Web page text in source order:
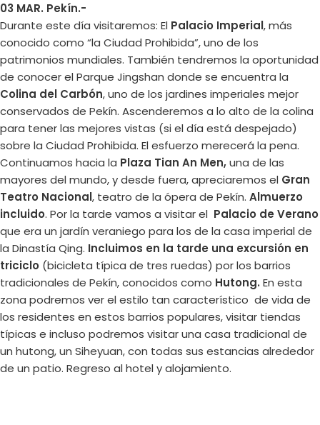
03 MAR. Pekín.-
Durante este día visitaremos: El Palacio Imperial, más
conocido como “la Ciudad Prohibida”, uno de los
patrimonios mundiales. También tendremos la oportunidad
de conocer el Parque Jingshan donde se encuentra la
Colina del Carbón, uno de los jardines imperiales mejor
conservados de Pekín. Ascenderemos a lo alto de la colina
para tener las mejores vistas (si el día está despejado)
sobre la Ciudad Prohibida. El esfuerzo merecerá la pena.
Continuamos hacia la Plaza Tian An Men,una de las
mayores del mundo, y desde fuera, apreciaremos el Gran
Teatro Nacional, teatro de la ópera de Pekín. Almuerzo
incluido. Por la tarde vamos a visitar el Palacio de Verano
que era un jardín veraniego para los de la casa imperial de
la Dinastía Qing. Incluimos en la tarde una excursión en
triciclo (bicicleta típica de tres ruedas) por los barrios
tradicionales de Pekín, conocidos como Hutong. En esta
zona podremos ver el estilo tan característico de vida de
los residentes en estos barrios populares, visitar tiendas
típicas e incluso podremos visitar una casa tradicional de
un hutong, un Siheyuan, con todas sus estancias alrededor
de un patio. Regreso al hotel y alojamiento.